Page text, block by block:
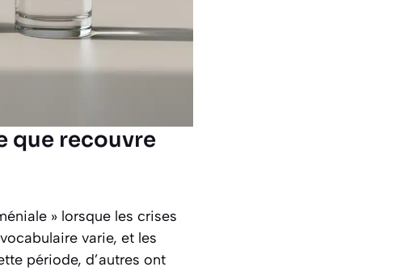
que recouvre
» lorsque les crises
varie, et les
période, d’autres ont